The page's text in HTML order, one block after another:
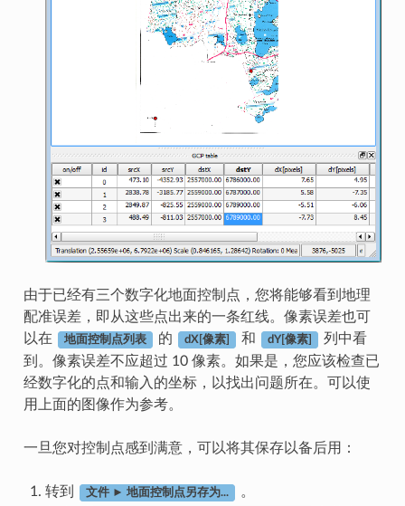
由于已经有三个数字化地面控制点，您将能够看到地理
配准误差，即从这些点出来的一条红线。像素误差也可
以在
地面控制点列表 的 dX[像素] 和 dY[像素]
列中看
到。像素误差不应超过 10 像素。如果是，您应该检查已
经数字化的点和输入的坐标，以找出问题所在。可以使
用上面的图像作为参考。
一旦您对控制点感到满意，可以将其保存以备后用：
转到 文件 ► 地面控制点另存为...
。